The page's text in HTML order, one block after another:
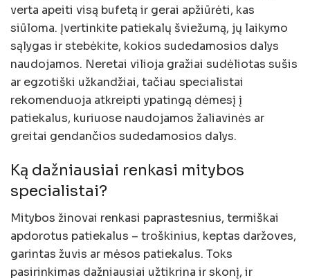
verta apeiti visą bufetą ir gerai apžiūrėti, kas
siūloma. Įvertinkite patiekalų šviežumą, jų laikymo
sąlygas ir stebėkite, kokios sudedamosios dalys
naudojamos. Neretai vilioja gražiai sudėliotas sušis
ar egzotiški užkandžiai, tačiau specialistai
rekomenduoja atkreipti ypatingą dėmesį į
patiekalus, kuriuose naudojamos žaliavinės ar
greitai gendančios sudedamosios dalys.
Ką dažniausiai renkasi mitybos
specialistai?
Mitybos žinovai renkasi paprastesnius, termiškai
apdorotus patiekalus – troškinius, keptas daržoves,
garintas žuvis ar mėsos patiekalus. Toks
pasirinkimas dažniausiai užtikrina ir skonį, ir